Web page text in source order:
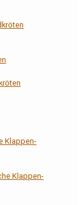
Klappen-
Klappen-